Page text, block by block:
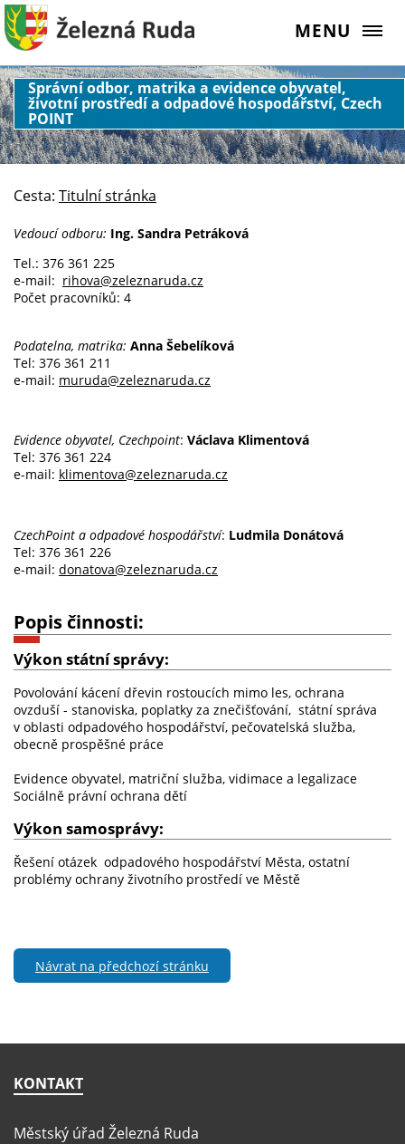
MENU
Správní odbor, matrika a evidence obyvatel,
životní prostředí a odpadové hospodářství, Czech
POINT
Cesta: Titulní stránka
Vedoucí odboru: Ing. Sandra Petráková
Tel.: 376 361 225
e-mail: rihova@zeleznaruda.cz
Počet pracovníků: 4
Podatelna, matrika: Anna Šebelíková
Tel: 376 361 211
e-mail: muruda@zeleznaruda.cz
Evidence obyvatel, Czechpoint: Václava Klimentová
Tel: 376 361 224
e-mail: klimentova@zeleznaruda.cz
CzechPoint a odpadové hospodářství: Ludmila Donátová
Tel: 376 361 226
e-mail: donatova@zeleznaruda.cz
Popis činnosti:
Výkon státní správy:
Povolování kácení dřevin rostoucích mimo les, ochrana
ovzduší - stanoviska, poplatky za znečišťování, státní správa
v oblasti odpadového hospodářství, pečovatelská služba,
obecně prospěšné práce
Evidence obyvatel, matriční služba, vidimace a legalizace
Sociálně právní ochrana dětí
Výkon samosprávy:
Řešení otázek odpadového hospodářství Města, ostatní
problémy ochrany životního prostředí ve Městě
Návrat na předchozí stránku
KONTAKT
Městský úřad Železná Ruda